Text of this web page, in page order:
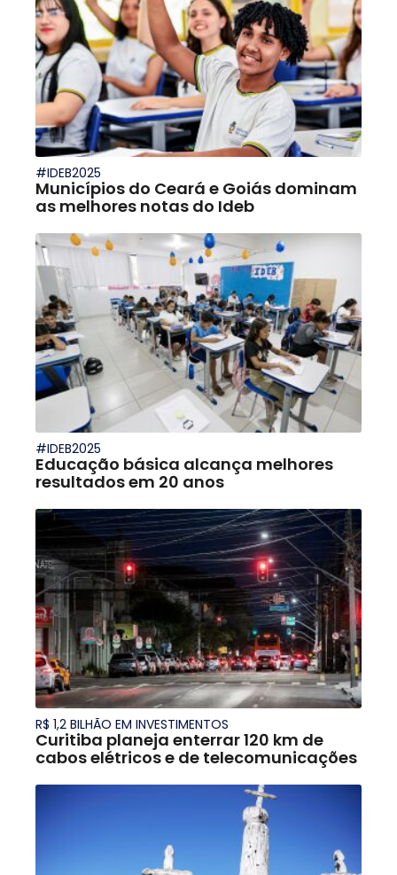
#IDEB2025
Municípios do Ceará e Goiás dominam
as melhores notas do Ideb
#IDEB2025
Educação básica alcança melhores
resultados em 20 anos
R$ 1,2 BILHÃO EM INVESTIMENTOS
Curitiba planeja enterrar 120 km de
cabos elétricos e de telecomunicações